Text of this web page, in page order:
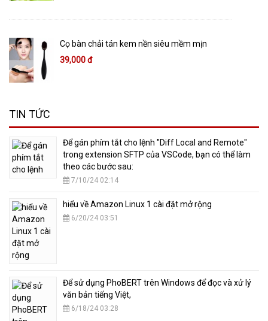
Cọ bàn chải tán kem nền siêu mềm mịn
39,000 đ
TIN TỨC
​Để gán phím tắt cho lệnh "Diff Local and Remote"
trong extension SFTP của VSCode, bạn có thể làm
theo các bước sau:
7/10/24 02:14
hiểu về Amazon Linux 1 cài đặt mở rộng
6/20/24 03:51
​Để sử dụng PhoBERT trên Windows để đọc và xử lý
văn bản tiếng Việt,
6/18/24 03:28